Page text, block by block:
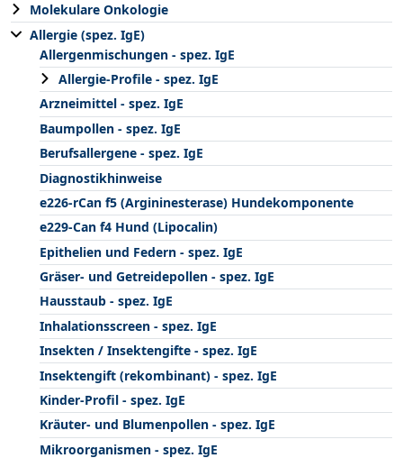
Molekulare Onkologie
Allergie (spez. IgE)
Allergenmischungen - spez. IgE
Allergie-Profile - spez. IgE
Arzneimittel - spez. IgE
Baumpollen - spez. IgE
Berufsallergene - spez. IgE
Diagnostikhinweise
e226-rCan f5 (Argininesterase) Hundekomponente
e229-Can f4 Hund (Lipocalin)
Epithelien und Federn - spez. IgE
Gräser- und Getreidepollen - spez. IgE
Hausstaub - spez. IgE
Inhalationsscreen - spez. IgE
Insekten / Insektengifte - spez. IgE
Insektengift (rekombinant) - spez. IgE
Kinder-Profil - spez. IgE
Kräuter- und Blumenpollen - spez. IgE
Mikroorganismen - spez. IgE